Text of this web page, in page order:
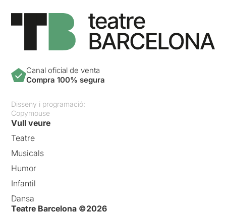
Canal oficial de venta
Compra 100% segura
Disseny i programació:
Copymouse
Vull veure
Teatre
Musicals
Humor
Infantil
Dansa
Teatre Barcelona ©2026